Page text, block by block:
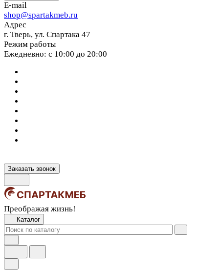
E-mail
shop@spartakmeb.ru
Адрес
г. Тверь, ул. Спартака 47
Режим работы
Ежедневно: с 10:00 до 20:00
Заказать звонок
Преображая жизнь!
Каталог